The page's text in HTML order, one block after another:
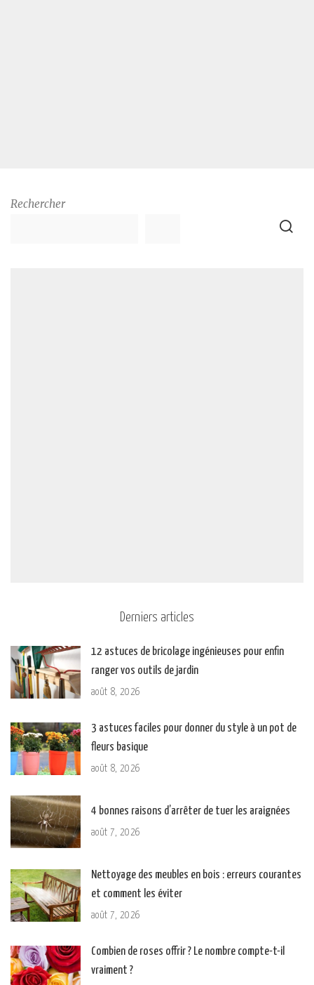
Rechercher
Derniers articles
12 astuces de bricolage ingénieuses pour enfin
ranger vos outils de jardin
août 8, 2026
3 astuces faciles pour donner du style à un pot de
fleurs basique
août 8, 2026
4 bonnes raisons d’arrêter de tuer les araignées
août 7, 2026
Nettoyage des meubles en bois : erreurs courantes
et comment les éviter
août 7, 2026
Combien de roses offrir ? Le nombre compte-t-il
vraiment ?